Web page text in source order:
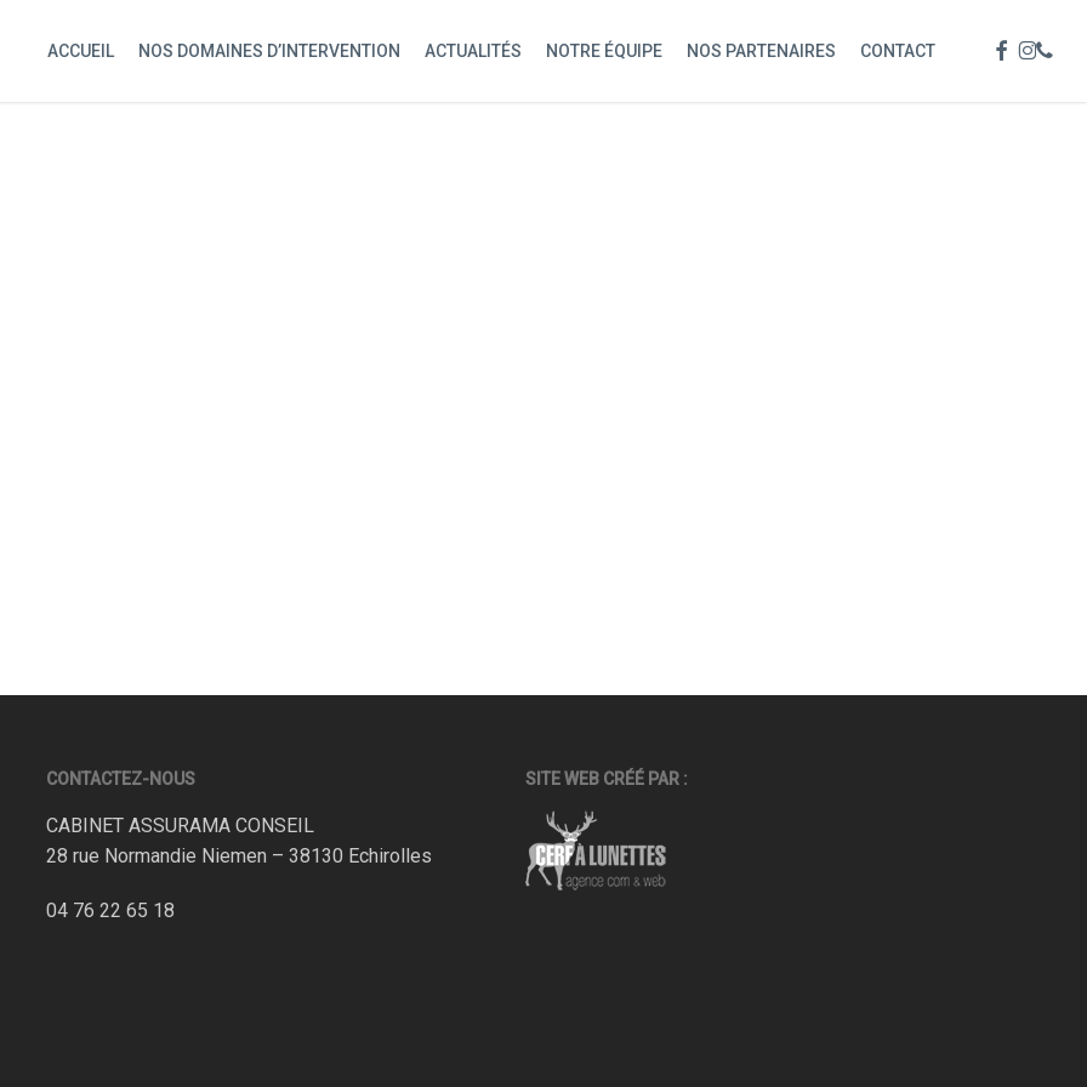
ACCUEIL NOS DOMAINES D’INTERVENTION ACTUALITÉS NOTRE ÉQUIPE NOS PARTENAIRES CONTACT FACEBOOK
CONTACTEZ-NOUS
CABINET ASSURAMA CONSEIL
28 rue Normandie Niemen – 38130 Echirolles
04 76 22 65 18
SITE WEB CRÉÉ PAR :